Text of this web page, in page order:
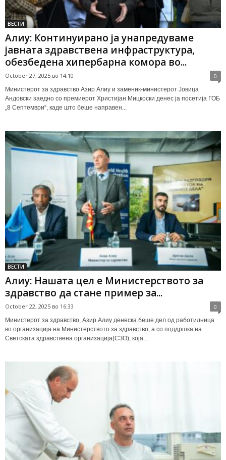
ВЕСТИ
Алиу: Континуирано ја унапредуваме
јавната здравствена инфраструктура,
обезбедена хипербарна комора во...
October 27, 2025 во 14:10 0
Министерот за здравство Азир Алиу и заменик-министерот Јовица
Андовски заедно со премиерот Христијан Мицкоски денес ја посетија ГОБ
„8 Септември“, каде што беше направен...
ВЕСТИ
Алиу: Нашата цел е Министерството за
здравство да стане пример за...
October 22, 2025 во 16:33 0
Министерот за здравство, Азир Алиу денеска беше дел од работилница
во организација на Министерството за здравство, а со поддршка на
Светската здравствена организација(СЗО), која...